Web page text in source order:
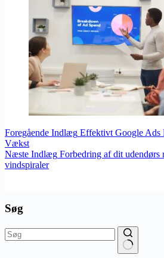
Foregående Indlæg Effektivt Google Ads
Vækst
Næste Indlæg Forbedring af dit udendørs
vindspiraler
Søg